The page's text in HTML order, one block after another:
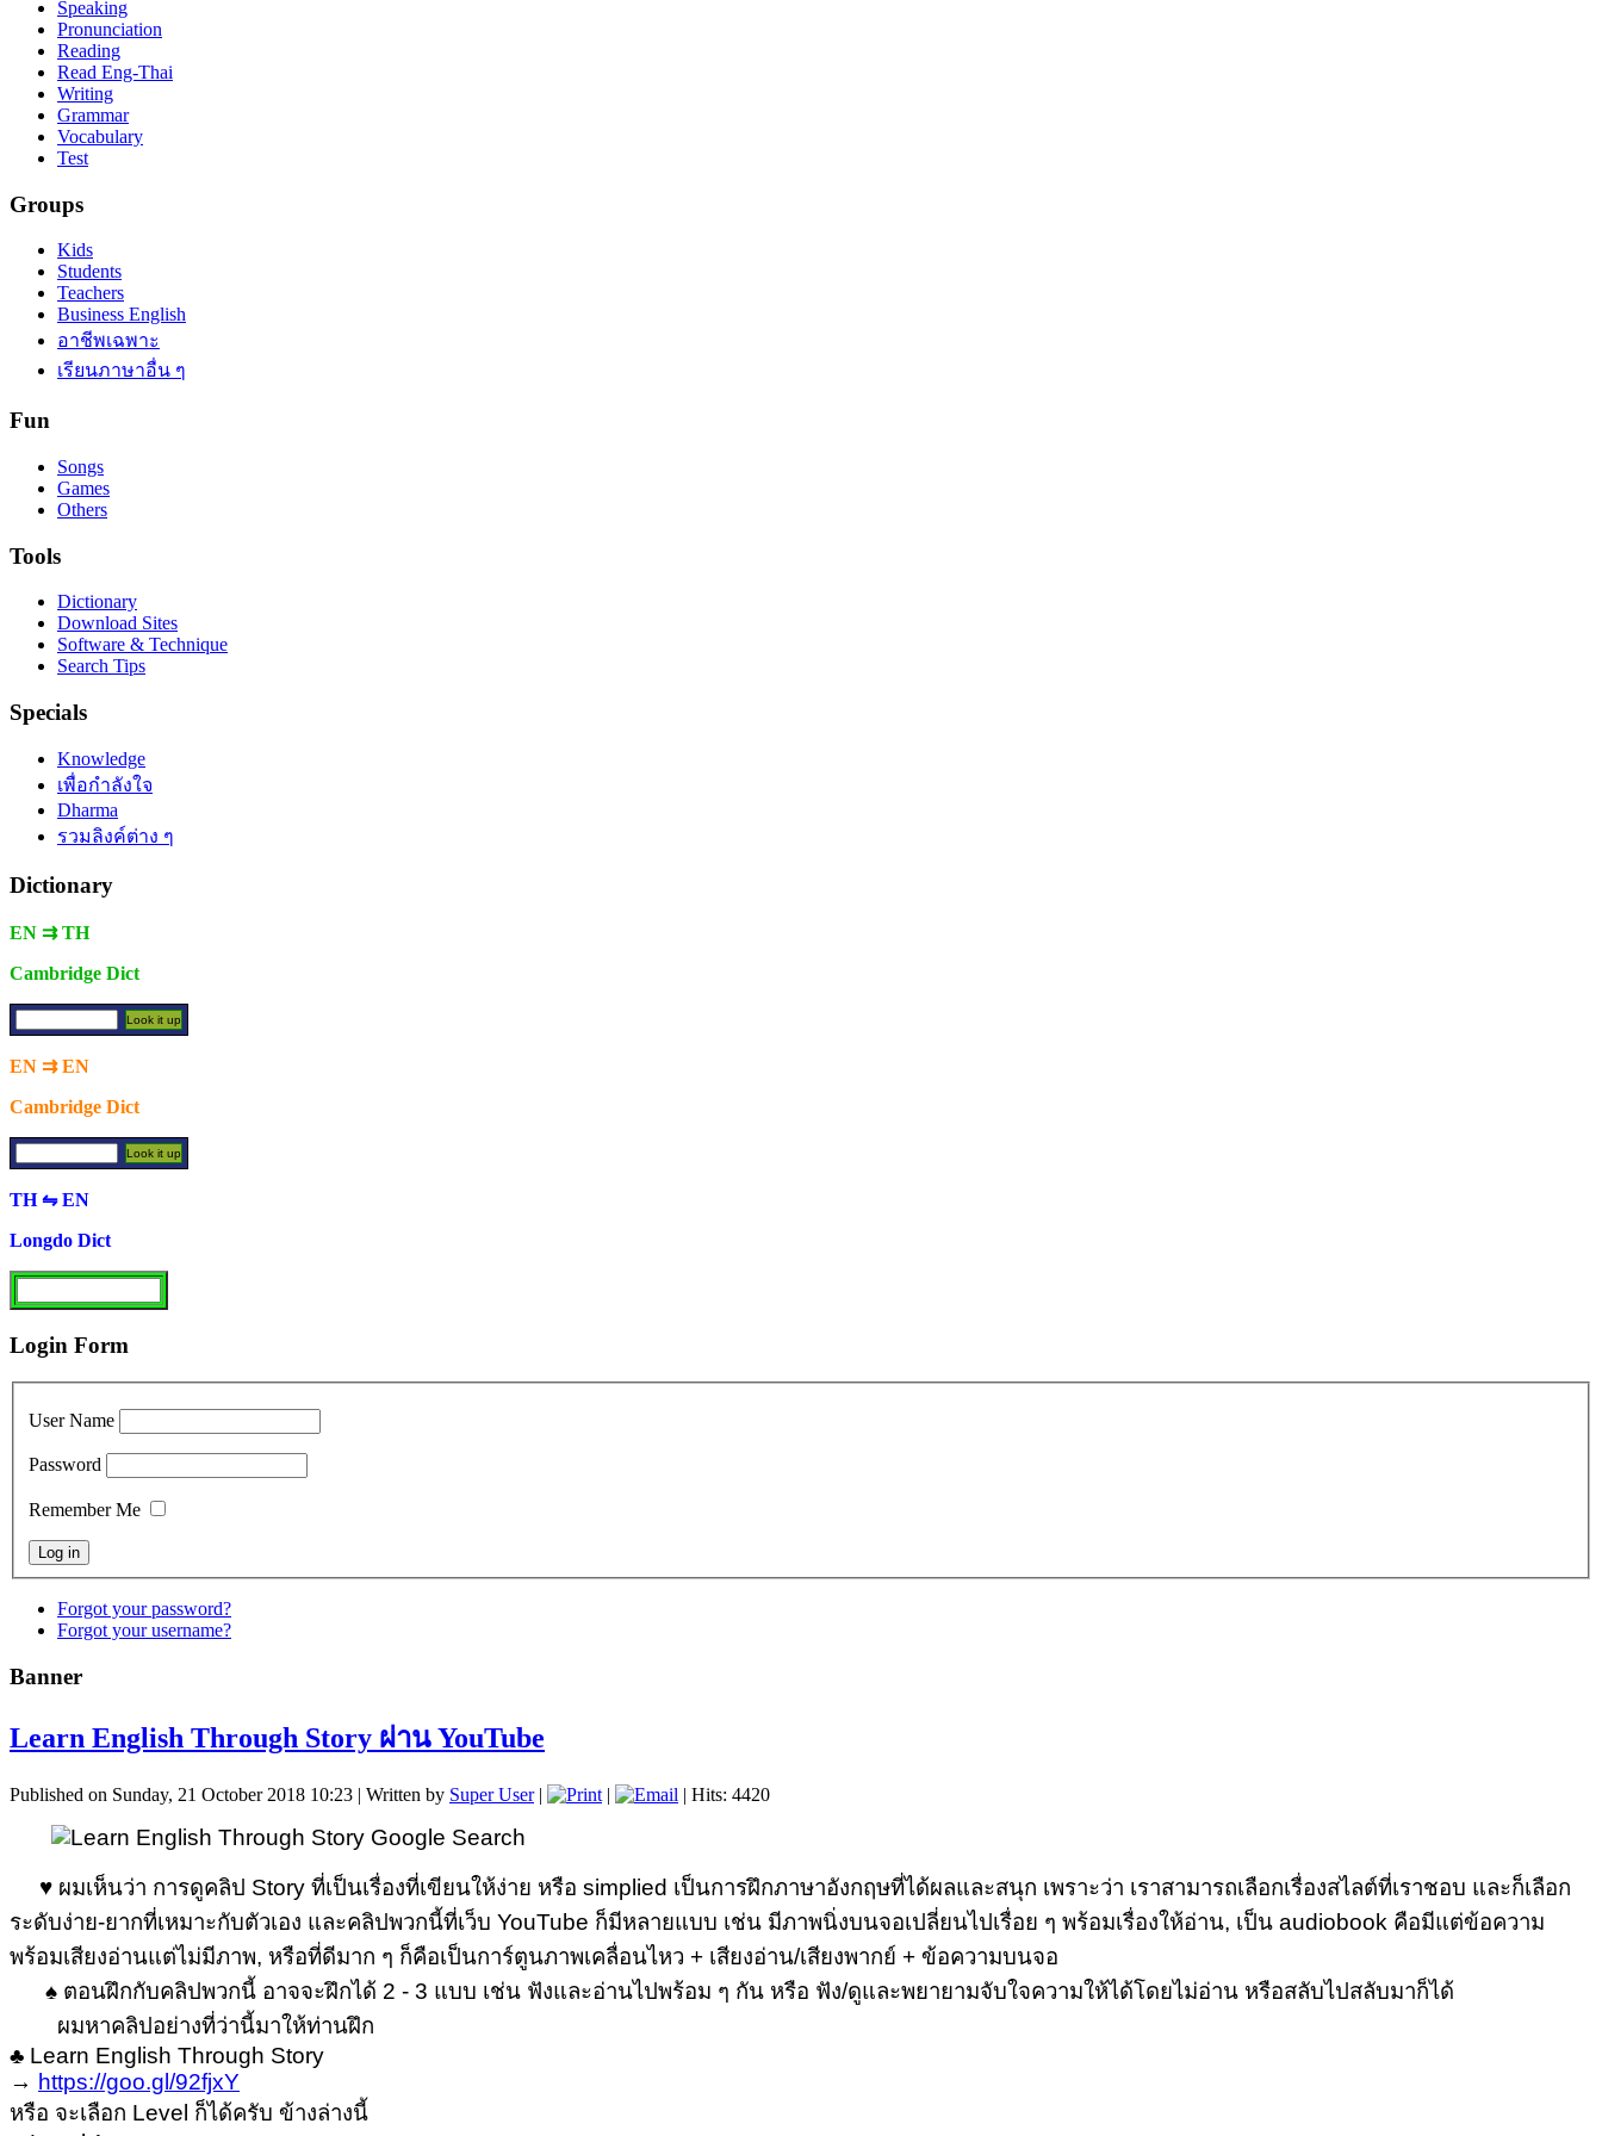
Speaking
Pronunciation
Reading
Read Eng-Thai
Writing
Grammar
Vocabulary
Test
Groups
Kids
Students
Teachers
Business English
อาชีพเฉพาะ
เรียนภาษาอื่น ๆ
Fun
Songs
Games
Others
Tools
Dictionary
Download Sites
Software & Technique
Search Tips
Specials
Knowledge
เพื่อกำลังใจ
Dharma
รวมลิงค์ต่าง ๆ
Dictionary
EN ⇉ TH
Cambridge Dict
EN ⇉ EN
Cambridge Dict
TH ⇋ EN
Longdo Dict
Login Form
User Name
Password
Remember Me
Forgot your password?
Forgot your username?
Banner
Learn English Through Story ผ่าน YouTube
Published on Sunday, 21 October 2018 10:23 | Written by Super User| | | Hits: 4420
♥ ผมเห็นว่า การดูคลิป Story ที่เป็นเรื่องที่เขียนให้ง่าย หรือ simplied เป็นการฝึกภาษาอังกฤษที่ได้ผลและสนุก เพราะว่า เราสามารถเลือกเรื่องสไลต์ที่เราชอบ และก็เลือก
ระดับง่าย-ยากที่เหมาะกับตัวเอง และคลิปพวกนี้ที่เว็บ YouTube ก็มีหลายแบบ เช่น มีภาพนิ่งบนจอเปลี่ยนไปเรื่อย ๆ พร้อมเรื่องให้อ่าน, เป็น audiobook คือมีแต่ข้อความ
พร้อมเสียงอ่านแต่ไม่มีภาพ, หรือที่ดีมาก ๆ ก็คือเป็นการ์ตูนภาพเคลื่อนไหว + เสียงอ่าน/เสียงพากย์ + ข้อความบนจอ
♠ ตอนฝึกกับคลิปพวกนี้ อาจจะฝึกได้ 2 - 3 แบบ เช่น ฟังและอ่านไปพร้อม ๆ กัน หรือ ฟัง/ดูและพยายามจับใจความให้ได้โดยไม่อ่าน หรือสลับไปสลับมาก็ได้
ผมหาคลิปอย่างที่ว่านี้มาให้ท่านฝึก
♣ Learn English Through Story
→ https://goo.gl/92fjxY
หรือ จะเลือก Level ก็ได้ครับ ข้างล่างนี้